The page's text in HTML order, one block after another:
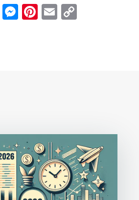
Messenger
Pinterest
EmailCopy